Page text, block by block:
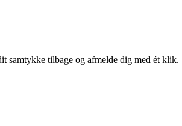
samtykke tilbage og afmelde dig med ét klik.